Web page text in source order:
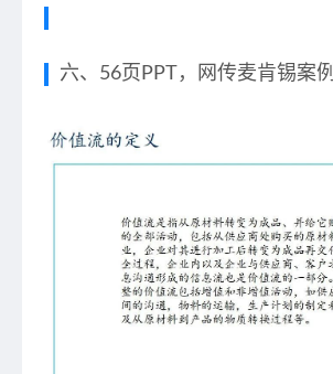
六、56页PPT，网传麦肯锡案例